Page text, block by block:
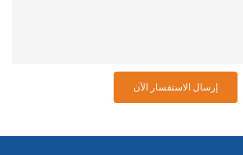
إرسال الاستفسار الآن